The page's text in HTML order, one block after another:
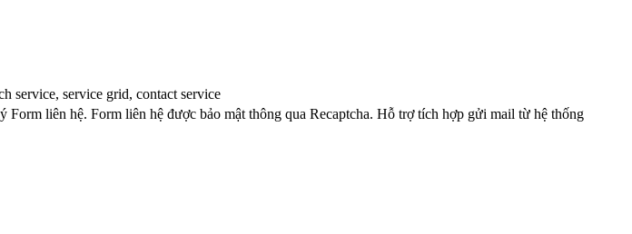
service, service grid, contact service
liên hệ. Form liên hệ được bảo mật thông qua Recaptcha. Hỗ trợ tích hợp gửi mail từ hệ thống